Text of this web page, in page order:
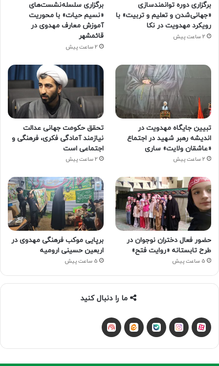
برگزاری دوره توانمندسازی
«جهانی‌شدن و تعلیم و تربیت» با
رویکرد مهدویت در نکا
2 ساعت پیش
برگزاری سلسله‌نشست‌های
«نسیم حیات» با محوریت
آموزش معارف مهدوی در
قائمشهر
2 ساعت پیش
تبیین جایگاه مهدویت در
اندیشه رهبر شهید در اجتماع
«عاشقان ولایت» ساری
2 ساعت پیش
تحقق حکومت جهانی عدالت
نیازمند آمادگی فکری، فرهنگی و
اجتماعی است
2 ساعت پیش
حضور فعال دختران نوجوان در
طرح تابستانه «روایت فتح»
5 ساعت پیش
برپایی موکب فرهنگی مهدوی در
اربعین حسینی ارومیه
5 ساعت پیش
ما را دنبال کنید
آپاراتاینستاگرام
بله ایتا شنوتو